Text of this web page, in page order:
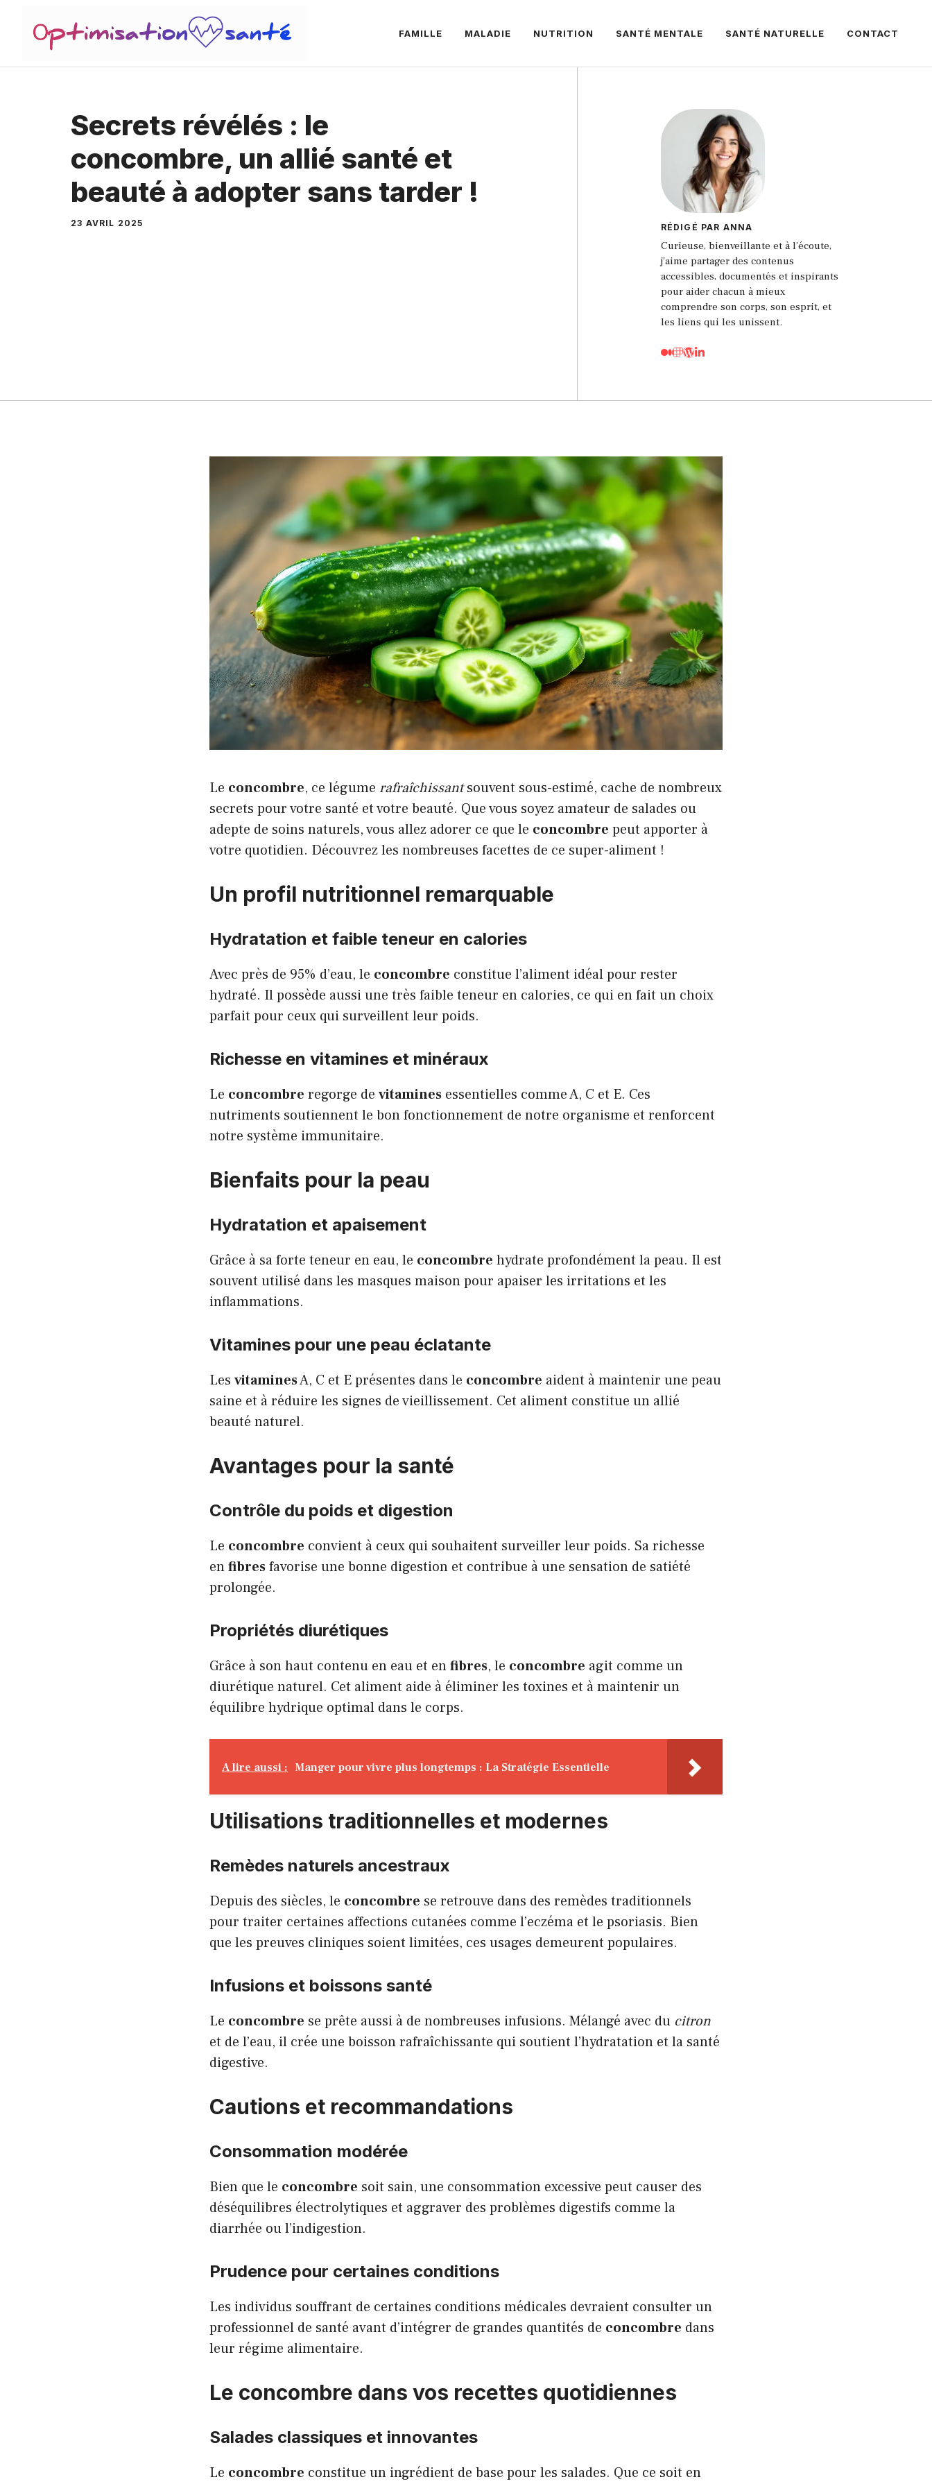
contenu
FAMILLE MALADIE NUTRITION SANTÉ MENTALE SANTÉ NATURELLE CONTACT
Secrets révélés : le
concombre, un allié santé et
beauté à adopter sans tarder !
23 AVRIL 2025 RÉDIGÉ PAR ANNA
Curieuse, bienveillante et à l’écoute,
j'aime partager des contenus
accessibles, documentés et inspirants
pour aider chacun à mieux
comprendre son corps, son esprit, et
les liens qui les unissent.
Le concombre, ce légume rafraîchissantsouvent sous-estimé, cache de nombreux
secrets pour votre santé et votre beauté. Que vous soyez amateur de salades ou
adepte de soins naturels, vous allez adorer ce que le concombre peut apporter à
votre quotidien. Découvrez les nombreuses facettes de ce super-aliment !
Un profil nutritionnel remarquable
Hydratation et faible teneur en calories
Avec près de 95% d’eau, le concombre constitue l’aliment idéal pour rester
hydraté. Il possède aussi une très faible teneur en calories, ce qui en fait un choix
parfait pour ceux qui surveillent leur poids.
Richesse en vitamines et minéraux
Le concombre regorge de vitamines essentielles comme A, C et E. Ces
nutriments soutiennent le bon fonctionnement de notre organisme et renforcent
notre système immunitaire.
Bienfaits pour la peau
Hydratation et apaisement
Grâce à sa forte teneur en eau, le concombre hydrate profondément la peau. Il est
souvent utilisé dans les masques maison pour apaiser les irritations et les
inflammations.
Vitamines pour une peau éclatante
Les vitaminesA, C et E présentes dans le concombre aident à maintenir une peau
saine et à réduire les signes de vieillissement. Cet aliment constitue un allié
beauté naturel.
Avantages pour la santé
Contrôle du poids et digestion
Le concombre convient à ceux qui souhaitent surveiller leur poids. Sa richesse
enfibresfavorise une bonne digestion et contribue à une sensation de satiété
prolongée.
Propriétés diurétiques
Grâce à son haut contenu en eau et enfibres, le concombre agit comme un
diurétique naturel. Cet aliment aide à éliminer les toxines et à maintenir un
équilibre hydrique optimal dans le corps.
A lire aussi : Manger pour vivre plus longtemps : La Stratégie Essentielle
Utilisations traditionnelles et modernes
Remèdes naturels ancestraux
Depuis des siècles, le concombre se retrouve dans des remèdes traditionnels
pour traiter certaines affections cutanées comme l’eczéma et le psoriasis. Bien
que les preuves cliniques soient limitées, ces usages demeurent populaires.
Infusions et boissons santé
Le concombre se prête aussi à de nombreuses infusions. Mélangé avec du citron
et de l’eau, il crée une boisson rafraîchissante qui soutient l’hydratation et la santé
digestive.
Cautions et recommandations
Consommation modérée
Bien que le concombre soit sain, une consommation excessive peut causer des
déséquilibres électrolytiques et aggraver des problèmes digestifs comme la
diarrhée ou l’indigestion.
Prudence pour certaines conditions
Les individus souffrant de certaines conditions médicales devraient consulter un
professionnel de santé avant d’intégrer de grandes quantités de concombre dans
leur régime alimentaire.
Le concombre dans vos recettes quotidiennes
Salades classiques et innovantes
Le concombre constitue un ingrédient de base pour les salades. Que ce soit en